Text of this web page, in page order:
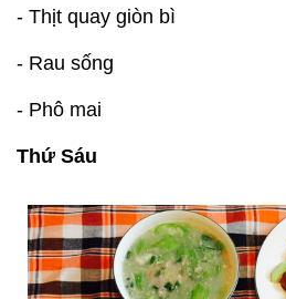
- Thịt quay giòn bì
- Rau sống
- Phô mai
Thứ Sáu